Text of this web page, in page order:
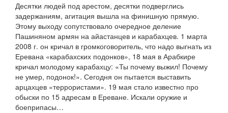
Десятки людей под арестом, десятки подверглись
задержаниям, агитация вышла на финишную прямую.
Этому выходу сопутствовало очередное деление
Пашиняном армян на айастанцев и карабахцев. 1 марта
2008 г. он кричал в громкоговоритель, что надо выгнать из
Еревана «карабахских подонков», 18 мая в Арабкире
кричал молодому карабахцу: «Ты почему выжил! Почему
не умер, подонок!». Сегодня он пытается выставить
арцахцев «террористами». 19 мая стало известно про
обыски по 15 адресам в Ереване. Искали оружие и
боеприпасы…